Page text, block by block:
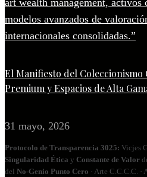
El Manifiesto del Coleccionismo
Premium y Espacios de Alta
31 mayo, 2026
Protocolo de Transparencia 3025: Vicjes
Singularidad Ética y Constante de Valor
del No‑Genio Punto Cero · Arte C.C.C.C. ·